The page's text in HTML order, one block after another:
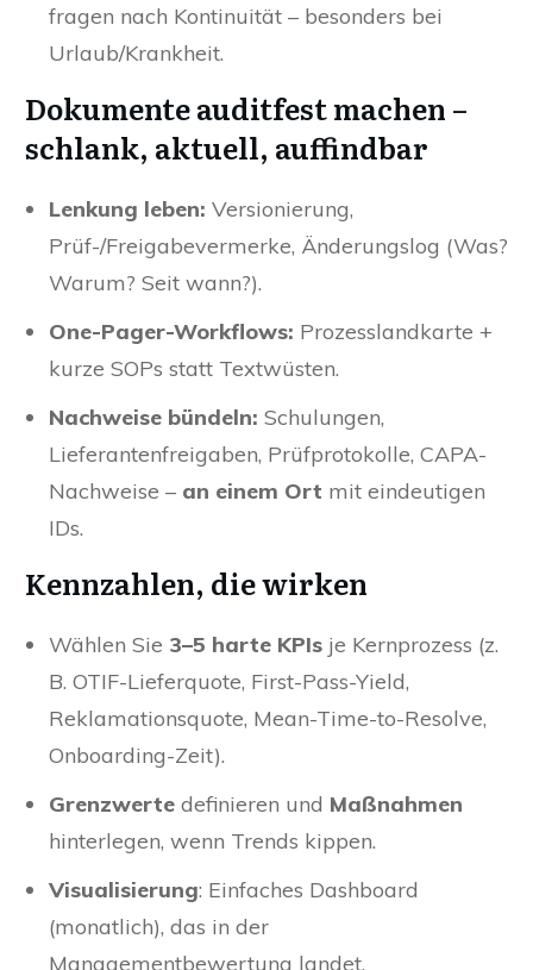
fragen nach Kontinuität – besonders bei
Urlaub/Krankheit.
Dokumente auditfest machen –
schlank, aktuell, auffindbar
Lenkung leben: Versionierung,
Prüf-/Freigabevermerke, Änderungslog (Was?
Warum? Seit wann?).
One-Pager-Workflows: Prozesslandkarte +
kurze SOPs statt Textwüsten.
Nachweise bündeln: Schulungen,
Lieferantenfreigaben, Prüfprotokolle, CAPA-
Nachweise – an einem Ort mit eindeutigen
IDs.
Kennzahlen, die wirken
Wählen Sie 3–5 harte KPIs je Kernprozess (z.
B. OTIF-Lieferquote, First-Pass-Yield,
Reklamationsquote, Mean-Time-to-Resolve,
Onboarding-Zeit).
Grenzwerte definieren und Maßnahmen
hinterlegen, wenn Trends kippen.
Visualisierung: Einfaches Dashboard
(monatlich), das in der
Managementbewertung landet.